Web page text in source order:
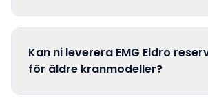
Kan ni leverera EMG Eldro
för äldre kranmodeller?